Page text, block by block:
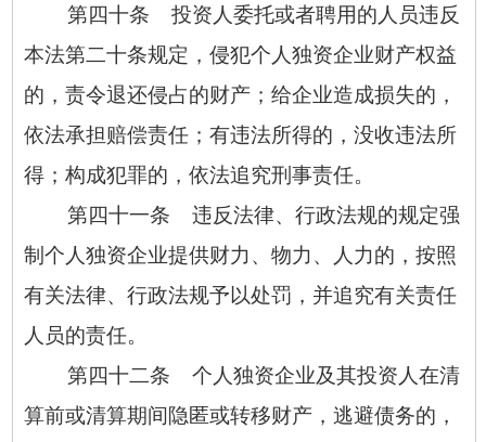
第四十条 投资人委托或者聘用的人员违反
本法第二十条规定，侵犯个人独资企业财产权益
的，责令退还侵占的财产；给企业造成损失的，
依法承担赔偿责任；有违法所得的，没收违法所
得；构成犯罪的，依法追究刑事责任。
第四十一条 违反法律、行政法规的规定强
制个人独资企业提供财力、物力、人力的，按照
有关法律、行政法规予以处罚，并追究有关责任
人员的责任。
第四十二条 个人独资企业及其投资人在清
算前或清算期间隐匿或转移财产，逃避债务的，